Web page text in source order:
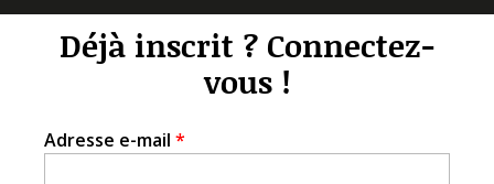
Déjà inscrit ? Connectez-
vous !
Adresse e-mail *